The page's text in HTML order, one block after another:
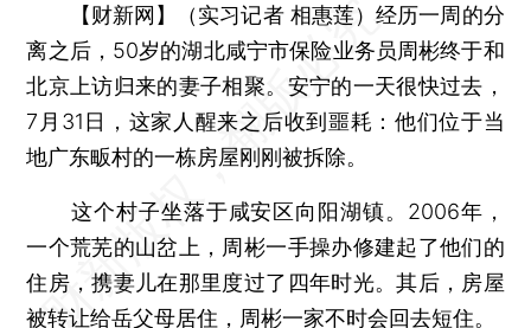
【财新网】（实习记者 相惠莲）经历一周的分
离之后，50岁的湖北咸宁市保险业务员周彬终于和
北京上访归来的妻子相聚。安宁的一天很快过去，
7月31日，这家人醒来之后收到噩耗：他们位于当
地广东畈村的一栋房屋刚刚被拆除。
这个村子坐落于咸安区向阳湖镇。2006年，
一个荒芜的山岔上，周彬一手操办修建起了他们的
住房，携妻儿在那里度过了四年时光。其后，房屋
被转让给岳父母居住，周彬一家不时会回去短住。